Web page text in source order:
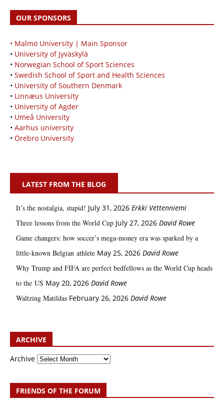
OUR SPONSORS
• Malmö University | Main Sponsor
• University of Jyväskylä
• Norwegian School of Sport Sciences
• Swedish School of Sport and Health Sciences
• University of Southern Denmark
• Linnæus University
• University of Agder
• Umeå University
• Aarhus university
• Örebro University
LATEST FROM THE BLOG
It’s the nostalgia, stupid! July 31, 2026 Erkki Vetten­­niemi
Three lessons from the World Cup July 27, 2026 David Rowe
Game changers: how soccer’s mega‑money era was sparked by a
little‑known Belgian athlete May 25, 2026 David Rowe
Why Trump and FIFA are perfect bedfellows as the World Cup heads
to the US May 20, 2026 David Rowe
Waltzing Matildas February 26, 2026 David Rowe
ARCHIVE
Archive
FRIENDS OF THE FORUM